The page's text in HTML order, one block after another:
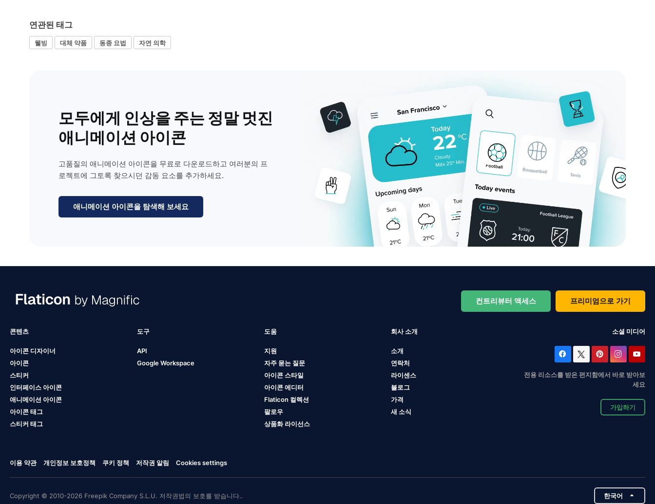
연관된 태그
웰빙 대체 약품 동종 요법 자연 의학
모두에게 인상을 주는 정말 멋진
애니메이션 아이콘
고품질의 애니메이션 아이콘을 무료로 다운로드하고 여러분의 프
로젝트에 그토록 찾으시던 감동 요소를 추가하세요.
애니메이션 아이콘을 탐색해 보세요
컨트리뷰터 액세스 프리미엄으로 가기
콘텐츠
아이콘 디자이너
아이콘
스티커
인터페이스 아이콘
애니메이션 아이콘
아이콘 태그
스티커 태그
도구
API
Google Workspace
도움
지원
자주 묻는 질문
아이콘 스타일
아이콘 에디터
Flaticon 컬렉션
팔로우
상품화 라이선스
회사 소개
소개
연락처
라이센스
블로그
가격
새 소식
소셜 미디어
전용 리소스를 받은 편지함에서 바로 받아보
세요
가입하기
이용 약관 개인정보 보호정책 쿠키 정책 저작권 알림 Cookies settings
Copyright © 2010-2026 Freepik Company S.L.U. 저작권법의 보호를 받습니다.. 한국어